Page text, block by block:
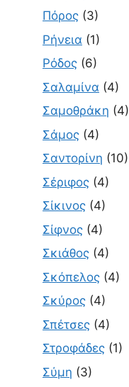
Πόρος (3)
Ρήνεια (1)
Ρόδος (6)
Σαλαμίνα (4)
Σαμοθράκη (4)
Σάμος (4)
Σαντορίνη (10)
Σέριφος (4)
Σίκινος (4)
Σίφνος (4)
Σκιάθος (4)
Σκόπελος (4)
Σκύρος (4)
Σπέτσες (4)
Στροφάδες (1)
Σύμη (3)